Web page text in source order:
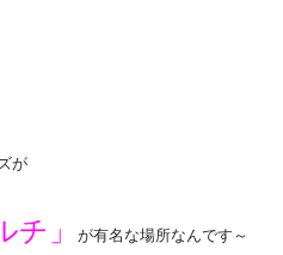
が
チ」
が有名な場所なんです～